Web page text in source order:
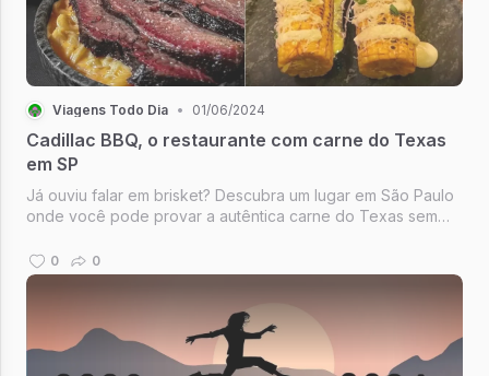
Viagens Todo Dia • 01/06/2024
Cadillac BBQ, o restaurante com carne do Texas
em SP
Já ouviu falar em brisket? Descubra um lugar em São Paulo
onde você pode provar a autêntica carne do Texas sem
0 0